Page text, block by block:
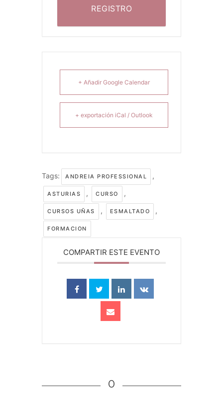
REGISTRO
+ Añadir Google Calendar
+ exportación iCal / Outlook
Tags: ANDREIA PROFESSIONAL ,
ASTURIAS , CURSO ,
CURSOS UÑAS , ESMALTADO ,
FORMACION
COMPARTIR ESTE EVENTO
0